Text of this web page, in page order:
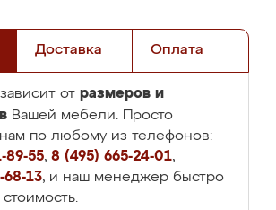
Доставка Оплата
от размеров и
Вашей мебели. Просто
по любому из телефонов:
89-55, 8 (495) 665-24-01,
68-13, и наш менеджер быстро